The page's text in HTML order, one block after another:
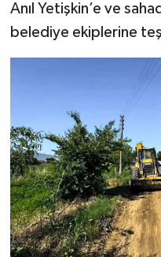
Anıl Yetişkin’e ve
belediye ekiplerine